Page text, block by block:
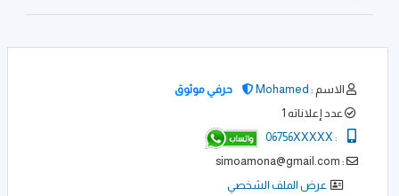
الاسم : Mohamed
حرفي موثوق
عدد إعلاناته 1
:
06756XXXXX
: simoamona@gmail.com
عرض الملف الشخصي